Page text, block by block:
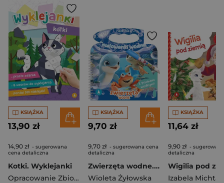
KSIĄŻKA
13,90 zł
14,90 zł - sugerowana
cena detaliczna
Kotki. Wyklejanki
Opracowanie Zbiorowe
KSIĄŻKA
9,70 zł
9,70 zł - sugerowana cena
detaliczna
Zwierzęta wodne. Zadanka & malowanki wodne
Wioleta Żyłowska
KSIĄŻKA
11,64 zł
9,90 zł -
detaliczna
Wigilia pod
Izabela Michta